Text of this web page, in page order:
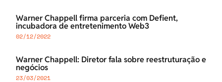
Warner Chappell firma parceria com Defient,
incubadora de entretenimento Web3
02/12/2022
Warner Chappell: Diretor fala sobre reestruturação e
negócios
23/03/2021